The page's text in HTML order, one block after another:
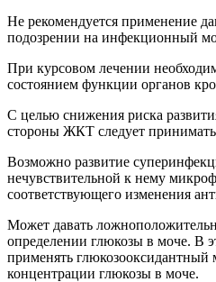
Не рекомендуется применение
подозрении на инфекционный
При курсовом лечении
состоянием функции органов
С целью снижения риска
стороны ЖКТ следует
Возможно развитие
нечувствительной к нему
соответствующего изменения
Может давать
определении глюкозы в моче. В
применять глюкозооксидантный
концентрации глюкозы в моче.